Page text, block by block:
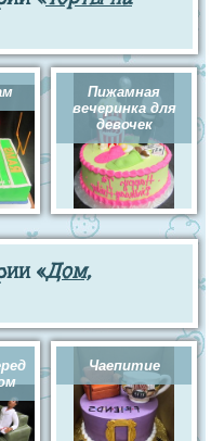
Пижамная
вечеринка для
девочек
«Дом,
Чаепитие